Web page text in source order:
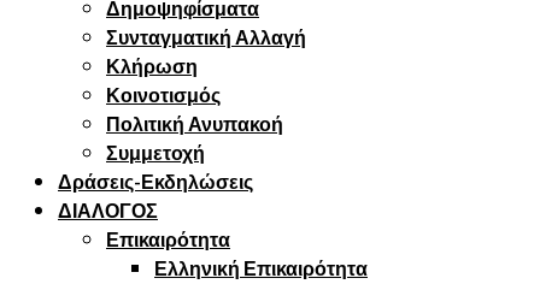
Δημοψηφίσματα
Συνταγματική Αλλαγή
Κλήρωση
Κοινοτισμός
Πολιτική Ανυπακοή
Συμμετοχή
Δράσεις-Εκδηλώσεις
ΔΙΑΛΟΓΟΣ
Επικαιρότητα
Ελληνική Επικαιρότητα